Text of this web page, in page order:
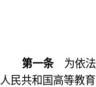
第一条
为依
人民共和国高等教育